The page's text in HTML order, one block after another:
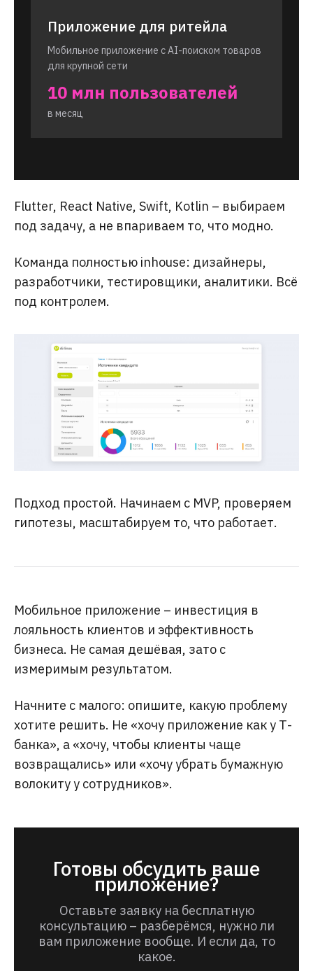
Приложение для ритейла
Мобильное приложение с AI-поиском товаров
для крупной сети
10 млн пользователей
в месяц
Flutter, React Native, Swift, Kotlin – выбираем
под задачу, а не впариваем то, что модно.
Команда полностью inhouse: дизайнеры,
разработчики, тестировщики, аналитики. Всё
под контролем.
Подход простой. Начинаем с MVP, проверяем
гипотезы, масштабируем то, что работает.
Мобильное приложение – инвестиция в
лояльность клиентов и эффективность
бизнеса. Не самая дешёвая, зато с
измеримым результатом.
Начните с малого: опишите, какую проблему
хотите решить. Не «хочу приложение как у Т-
банка», а «хочу, чтобы клиенты чаще
возвращались» или «хочу убрать бумажную
волокиту у сотрудников».
Готовы обсудить ваше
приложение?
Оставьте заявку на бесплатную
консультацию – разберёмся, нужно ли
вам приложение вообще. И если да, то
какое.